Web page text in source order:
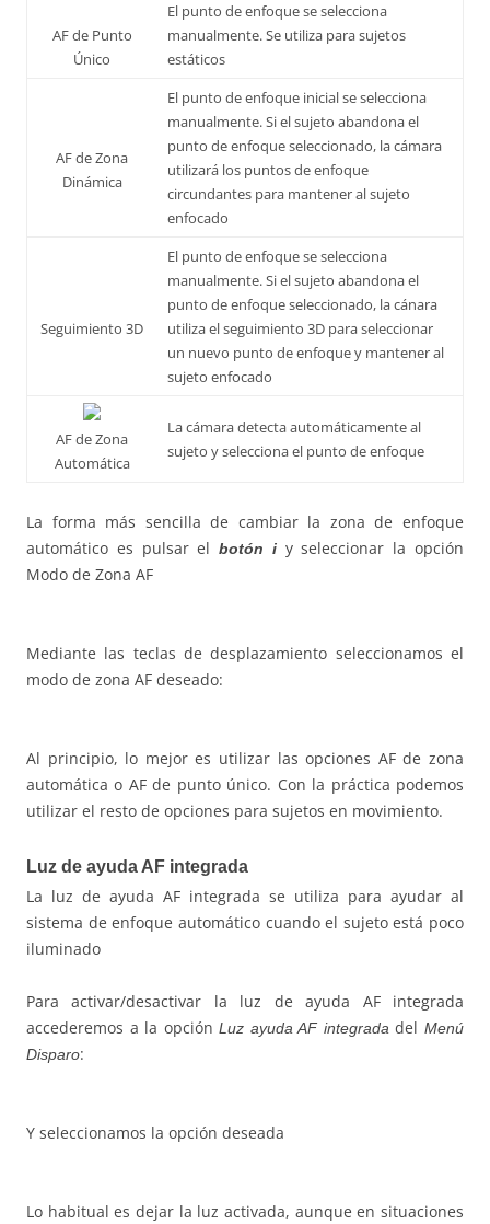
AF de Punto
Único
El punto de enfoque se selecciona
manualmente. Se utiliza para sujetos
estáticos
AF de Zona
Dinámica
El punto de enfoque inicial se selecciona
manualmente. Si el sujeto abandona el
punto de enfoque seleccionado, la cámara
utilizará los puntos de enfoque
circundantes para mantener al sujeto
enfocado
Seguimiento 3D
El punto de enfoque se selecciona
manualmente. Si el sujeto abandona el
punto de enfoque seleccionado, la cánara
utiliza el seguimiento 3D para seleccionar
un nuevo punto de enfoque y mantener al
sujeto enfocado
AF de Zona
Automática
La cámara detecta automáticamente al
sujeto y selecciona el punto de enfoque
La forma más sencilla de cambiar la zona de enfoque
automático es pulsar elbotón iy seleccionar la opción
Modo de Zona AF
Mediante las teclas de desplazamiento seleccionamos el
modo de zona AF deseado:
Al principio, lo mejor es utilizar las opciones AF de zona
automática o AF de punto único. Con la práctica podemos
utilizar el resto de opciones para sujetos en movimiento.
Luz de ayuda AF integrada
La luz de ayuda AF integrada se utiliza para ayudar al
sistema de enfoque automático cuando el sujeto está poco
iluminado
Para activar/desactivar la luz de ayuda AF integrada
accederemos a la opción Luz ayuda AF integradadelMenú
Disparo:
Y seleccionamos la opción deseada
Lo habitual es dejar la luz activada, aunque en situaciones